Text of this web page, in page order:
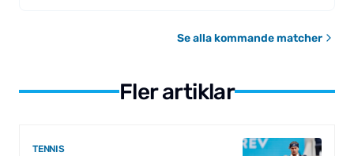
Se alla kommande matcher
Fler artiklar
TENNIS